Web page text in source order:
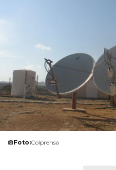
Foto:Colprensa